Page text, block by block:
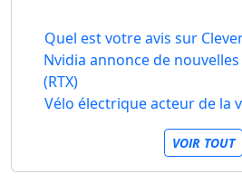
Quel est votre avis sur
Nvidia annonce de
(RTX)
Vélo électrique acteur de la
VOIR TOUT